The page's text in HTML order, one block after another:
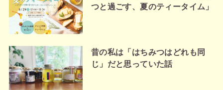
つと過ごす、夏のティータイム」
昔の私は「はちみつはどれも同
じ」だと思っていた話